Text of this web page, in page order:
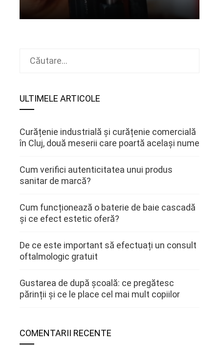
CIteste mai departe
Caută
ULTIMELE ARTICOLE
Curățenie industrială și curățenie comercială
în Cluj, două meserii care poartă același nume
Cum verifici autenticitatea unui produs
sanitar de marcă?
Cum funcționează o baterie de baie cascadă
și ce efect estetic oferă?
De ce este important să efectuați un consult
oftalmologic gratuit
Gustarea de după școală: ce pregătesc
părinții și ce le place cel mai mult copiilor
COMENTARII RECENTE